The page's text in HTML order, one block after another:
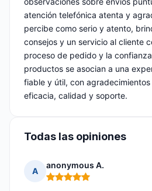
atención telefónica atenta y
percibe como serio y atento,
consejos y un servicio al cliente
proceso de pedido y la
productos se asocian a una
fiable y útil, con
eficacia, calidad y soporte.
Todas las opiniones
A
anonymous A.
Nota: 5 de 5